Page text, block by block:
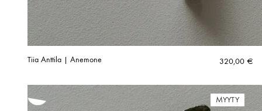
Tiia Anttila | Anemone 320,00 €
MYYTY